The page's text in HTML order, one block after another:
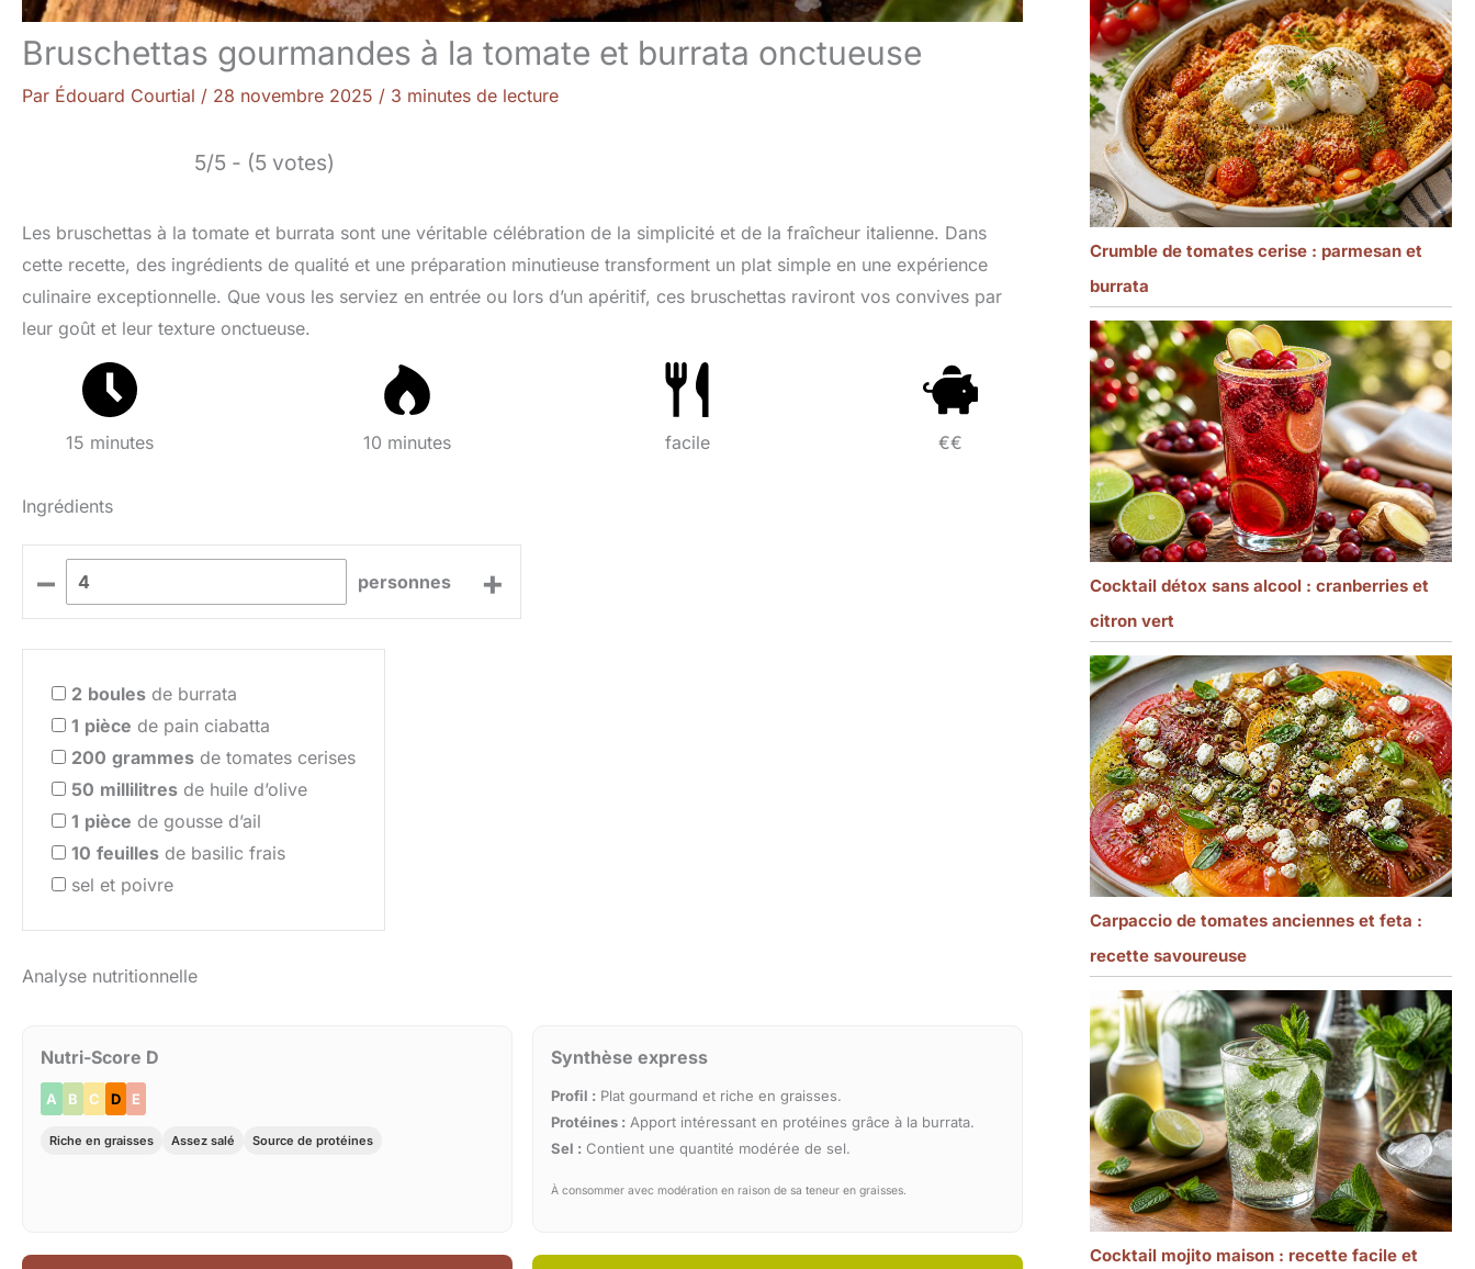
Bruschettas gourmandes à la tomate et burrata onctueuse
Par Édouard Courtial / 28 novembre 2025 / 3 minutes de lecture
5/5 - (5 votes)
Les bruschettas à la tomate et burrata sont une véritable célébration de la simplicité et de la fraîcheur italienne. Dans
cette recette, des ingrédients de qualité et une préparation minutieuse transforment un plat simple en une expérience
culinaire exceptionnelle. Que vous les serviez en entrée ou lors d’un apéritif, ces bruschettas raviront vos convives par
leur goût et leur texture onctueuse.
15 minutes 10 minutes facile €€
Ingrédients
– personnes +
2 boules de burrata
1 pièce de pain ciabatta
200 grammes de tomates cerises
50 millilitres de huile d’olive
1 pièce de gousse d’ail
10 feuilles de basilic frais
sel et poivre
Analyse nutritionnelle
Nutri-Score D
A B C D E
Riche en graisses Assez salé Source de protéines
Synthèse express
Profil : Plat gourmand et riche en graisses.
Protéines : Apport intéressant en protéines grâce à la burrata.
Sel : Contient une quantité modérée de sel.
À consommer avec modération en raison de sa teneur en graisses.
Crumble de tomates cerise : parmesan et
burrata
Cocktail détox sans alcool : cranberries et
citron vert
Carpaccio de tomates anciennes et feta :
recette savoureuse
Cocktail mojito maison : recette facile et